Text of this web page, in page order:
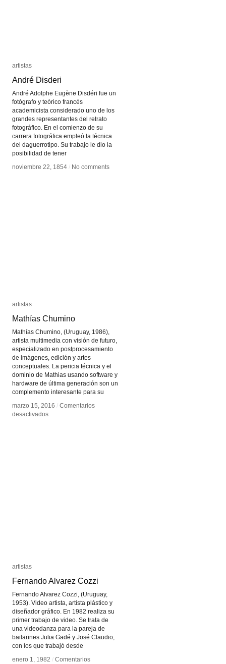
artistas
André Disderi
André Adolphe Eugène Disdéri fue un
fotógrafo y teórico francés
academicista considerado uno de los
grandes representantes del retrato
fotográfico. En el comienzo de su
carrera fotográfica empleó la técnica
del daguerrotipo. Su trabajo le dio la
posibilidad de tener
noviembre 22, 1854 / No comments
artistas
André Disderi
noviembre 22, 1854 / No comments
artistas
Mathías Chumino
Mathías Chumino, (Uruguay, 1986),
artista multimedia con visión de futuro,
especializado en postprocesamiento
de imágenes, edición y artes
conceptuales. La pericia técnica y el
dominio de Mathias usando software y
hardware de última generación son un
complemento interesante para su
marzo 15, 2016 / Comentarios
desactivadosen
artistas
Mathías Chumino
marzo 15, 2016 / Comentarios
desactivadosen
artistas
Fernando Alvarez Cozzi
Fernando Alvarez Cozzi, (Uruguay,
1953). Video artista, artista plástico y
diseñador gráfico. En 1982 realiza su
primer trabajo de video. Se trata de
una videodanza para la pareja de
bailarines Julia Gadé y José Claudio,
con los que trabajó desde
enero 1, 1982 / Comentarios
artistas
Fernando Alvarez Cozzi
enero 1, 1982 / Comentarios